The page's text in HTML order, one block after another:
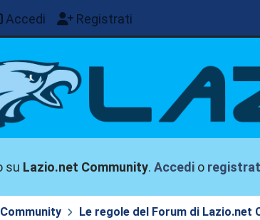
Accedi Registrati
su Lazio.net Community.Accedi o
Le regole del Forum di Lazio.net